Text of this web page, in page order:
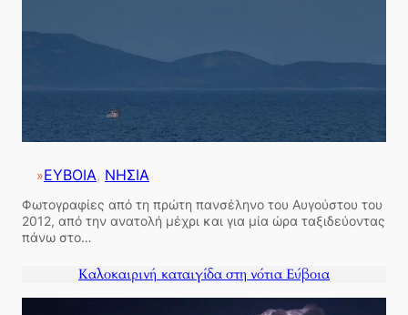
»ΕΥΒΟΙΑ, ΝΗΣΙΑ
Φωτογραφίες από τη πρώτη πανσέληνο του Αυγούστου του
2012, από την ανατολή μέχρι και για μία ώρα ταξιδεύοντας
πάνω στο…
Καλοκαιρινή καταιγίδα στη νότια Εύβοια